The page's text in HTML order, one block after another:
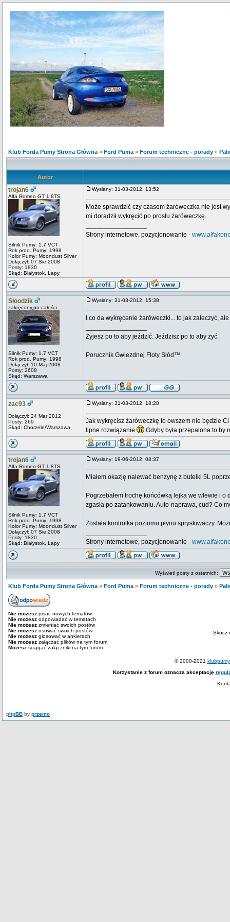
Klub Forda Pumy Strona Główna » Ford Puma » Forum techniczne - porady »
Autor
trojan6
Alfa Romeo GT 1.8TS
Silnik Pumy: 1.7 VCT
Rok prod. Pumy: 1998
Kolor Pumy: Moondust Silver
Dołączył: 07 Sie 2008
Posty: 1830
Skąd: Białystok, Łapy
Wysłany: 31-03-2012, 13:52
Może sprawdzić czy czasem żaróweczka nie jest
mi doradził wykręcić po prostu żaróweczkę.
Strony internetowe, pozycjonowanie -
Słoodzik
zakręcony,po całości
Silnik Pumy: 1.7 VCT
Rok prod. Pumy: 1998
Dołączył: 10 Maj 2008
Posty: 2608
Skąd: Warszawa
Wysłany: 31-03-2012, 15:38
I co da wykręcenie żaróweczki... to jak zaleczyć,
Żyjesz po to aby jeździć. Jeździsz po to aby żyć.
Porucznik Gwiezdnej Floty Słód™
zac93
Dołączył: 24 Mar 2012
Posty: 269
Skąd: Chorzele/Warszawa
Wysłany: 31-03-2012, 18:28
Jak wykręcisz żaróweczkę to owszem nie będzie
lipne rozwiązanie
Gdyby była przepalona to by
trojan6
Alfa Romeo GT 1.8TS
Silnik Pumy: 1.7 VCT
Rok prod. Pumy: 1998
Kolor Pumy: Moondust Silver
Dołączył: 07 Sie 2008
Posty: 1830
Skąd: Białystok, Łapy
Wysłany: 19-06-2012, 08:37
Miałem okazję nalewać benzynę z butelki 5L
Pogrzebałem trochę końcówką lejka we wlewie i o
zgasła po zatankowaniu. Auto-naprawa, cud? Co
Została kontrolka poziomu płynu spryskiwaczy.
Strony internetowe, pozycjonowanie -
Wyświetl posty z ostatnich:
Klub Forda Pumy Strona Główna » Ford Puma » Forum techniczne - porady »
Nie możesz pisać nowych tematów
Nie możesz odpowiadać w tematach
Nie możesz zmieniać swoich postów
Nie możesz usuwać swoich postów
Nie możesz głosować w ankietach
Nie możesz załączać plików na tym forum
Możesz ściągać załączniki na tym forum
Skocz
© 2000-2021
Korzystanie z forum oznacza akceptację
phpBB by przemo